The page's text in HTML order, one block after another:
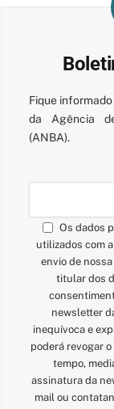
Fique
da Agência
(ANBA).
Os dados
utilizados com
envio de
titular dos
newsletter
inequívoca e
poderá revogar
tempo,
assinatura da
mail ou